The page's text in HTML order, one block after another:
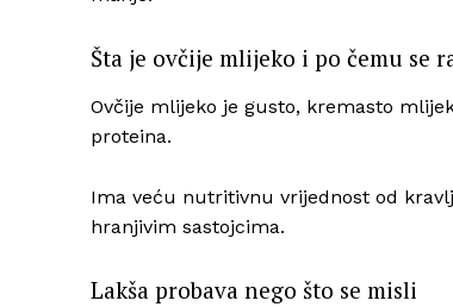
Šta je ovčije mlijeko i po čemu se
Ovčije mlijeko je gusto, kremasto
proteina.
Ima veću nutritivnu vrijednost od
hranjivim sastojcima.
Lakša probava nego što se misli